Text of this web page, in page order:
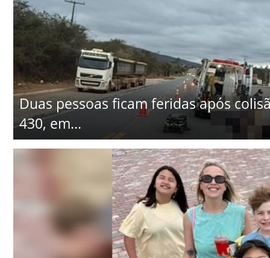
Duas pessoas ficam feridas após
430, em...